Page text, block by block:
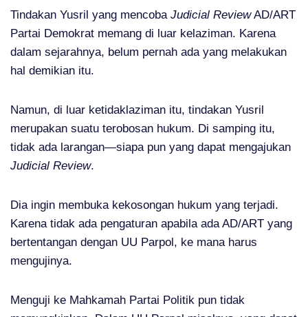
Tindakan Yusril yang mencoba Judicial ReviewAD/ART
Partai Demokrat memang di luar kelaziman. Karena
dalam sejarahnya, belum pernah ada yang melakukan
hal demikian itu.
Namun, di luar ketidaklaziman itu, tindakan Yusril
merupakan suatu terobosan hukum. Di samping itu,
tidak ada larangan—siapa pun yang dapat mengajukan
Judicial Review.
Dia ingin membuka kekosongan hukum yang terjadi.
Karena tidak ada pengaturan apabila ada AD/ART yang
bertentangan dengan UU Parpol, ke mana harus
mengujinya.
Menguji ke Mahkamah Partai Politik pun tidak